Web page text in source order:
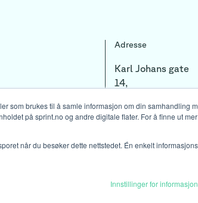
som brukes til å samle informasjon om din samhandling
på sprint.no og andre digitale flater. For å finne ut
når du besøker dette nettstedet. Én enkelt
Innstillinger for
Adresse
Karl Johans gate
14,